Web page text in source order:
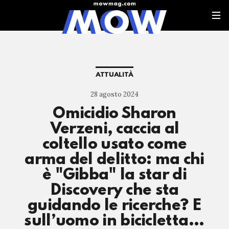
ATTUALITÀ
28 agosto 2024
Omicidio Sharon
Verzeni, caccia al
coltello usato come
arma del delitto: ma chi
è "Gibba" la star di
Discovery che sta
guidando le ricerche? E
sull’uomo in bicicletta…